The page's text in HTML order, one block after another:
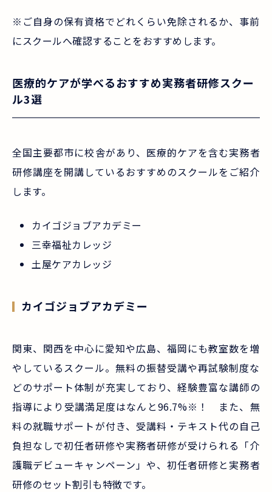
※ご自身の保有資格でどれくらい免除されるか、事前
にスクールへ確認することをおすすめします。
医療的ケアが学べるおすすめ実務者研修スクー
ル3選
全国主要都市に校舎があり、医療的ケアを含む実務者
研修講座を開講しているおすすめのスクールをご紹介
します。
カイゴジョブアカデミー
三幸福祉カレッジ
土屋ケアカレッジ
カイゴジョブアカデミー
関東、関西を中心に愛知や広島、福岡にも教室数を増
やしているスクール。無料の振替受講や再試験制度な
どのサポート体制が充実しており、経験豊富な講師の
指導により受講満足度はなんと96.7%※！ また、無
料の就職サポートが付き、受講料・テキスト代の自己
負担なしで初任者研修や実務者研修が受けられる「介
護職デビューキャンペーン」や、初任者研修と実務者
研修のセット割引も特徴です。